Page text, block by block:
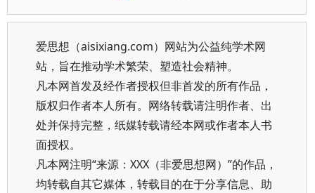
爱思想（aisixiang.com）网站为公益纯学术网
站，旨在推动学术繁荣、塑造社会精神。
凡本网首发及经作者授权但非首发的所有作品，
版权归作者本人所有。网络转载请注明作者、出
处并保持完整，纸媒转载请经本网或作者本人书
面授权。
凡本网注明“来源：XXX（非爱思想网）”的作品，
均转载自其它媒体，转载目的在于分享信息、助